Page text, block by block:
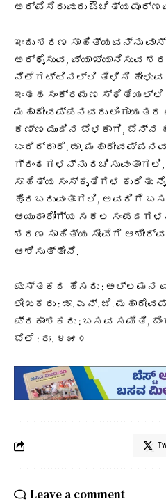
ಅರ್ಪಿಸಿರುವುದು
ಇಂದು ಶರಣ ಸಾಹಿತ್ಯವನ್ನು
ಅರ್ಥೈಸುವ, ವ್ಯಾಖ್ಯಾನಿಸುವ
ನೆಲೆಗಟ್ಟಿನಲ್ಲಿ ತಿಳಿಸಿ
ಇಂತಹ ಸಂಕ್ರಮಣ ಸ್ಥಿತಿಯಲ್ಲಿ
ಮಹಾದೇವಪ್ಪನವರು ಲಿಂಗಾಯತರ
ಕಣ್ಣ ಮುಂದಿನ ಬೆಳಕಾಗಿ, ಬೆನ್ನ
ಬಂದಿದ್ದಾರೆ. ಡಾ.
ಗ್ರಂಥಗಳನ್ನು
ಸಾಹಿತ್ಯ ಸಂಸ್ಕೃತಿಗಳ ಕುರಿತು
ಹೊರಬರುವಂತಾಗಲಿ, ಅವರಿಗೆ
ಆಯುರಾರೋಗ್ಯ ಸಕಲ
ಶರಣ ಸಾಹಿತ್ಯ ಸೇವೆಗೆ
ಆಶಿಸುತ್ತೇನೆ.
ಪುಸ್ತಕದ ಹೆಸರು : ಅಲ್ಲಮನ
ಲೇಖಕರು : ಡಾ. ಎನ್. ಜಿ.
ಪ್ರಕಾಶಕರು : ಬಸವ ಸಮಿತಿ,
ಬೆಲೆ : ರೂ. ೪೫೦
Leave a comment